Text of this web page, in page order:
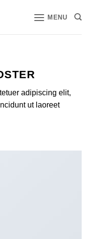
MENU
adipiscing elit,
ut laoreet